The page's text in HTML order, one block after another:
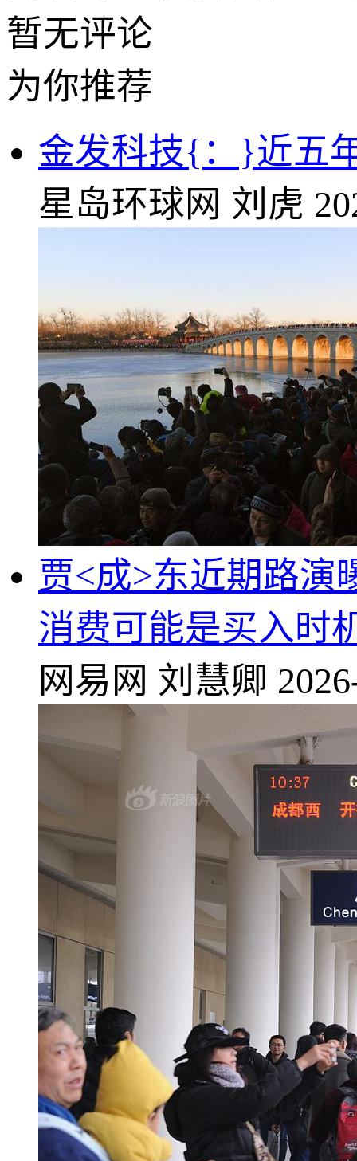
暂无评论
为你推荐
金发科技{：}近五
星岛环球网 刘虎
贾<成>东近期路演
消费可能是买入时
网易网 刘慧卿